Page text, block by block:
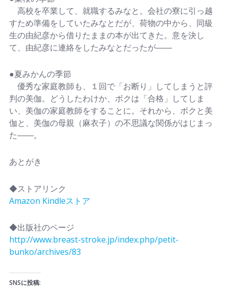
高校を卒業して、就職するみなと。会社の寮に引っ越
すため準備をしていたみなとだが、荷物の中から、同級
生の由紀彦から借りたままの本が出てきた。意を決し
て、由紀彦に連絡をしたみなとだったが――
●夏みかんの季節
優秀な家庭教師も、１回で「お断り」してしまうと評
判の美伽。どうしたわけか、ボクは「合格」してしま
い、美伽の家庭教師をすることに。それから、ボクと美
伽と、美伽の母親（麻衣子）の不思議な関係がはじまっ
た――。
あとがき
◆ストアリンク
Amazon Kindleストア
◆出版社のページ
http://www.breast-stroke.jp/index.php/petit-
bunko/archives/83
SNSに投稿: